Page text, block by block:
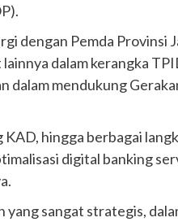
dengan Pemda Provinsi
dalam kerangka
dalam mendukung
KAD, hingga berbagai
digital banking
sangat strategis,